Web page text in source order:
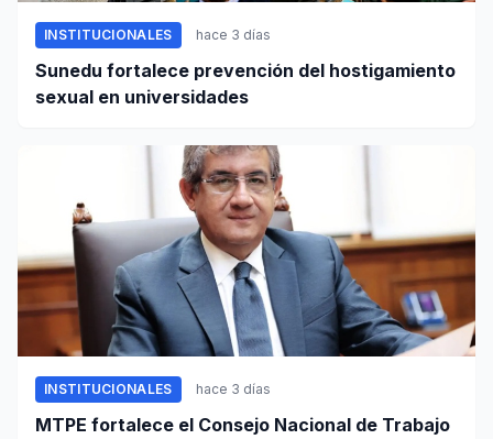
INSTITUCIONALES hace 3 días
Sunedu fortalece prevención del hostigamiento
sexual en universidades
INSTITUCIONALES hace 3 días
MTPE fortalece el Consejo Nacional de Trabajo